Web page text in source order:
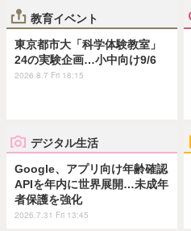
教育イベント
東京都市大「科学体験教室」
24の実験企画…小中向け9/6
2026.8.7 Fri 18:15
デジタル生活
Google、アプリ向け年齢確認
APIを年内に世界展開…未成年
者保護を強化
2026.7.31 Fri 13:45